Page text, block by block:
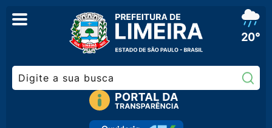
20°